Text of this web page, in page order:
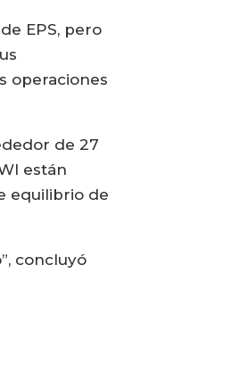
EPS, pero
operaciones
de 27
están
equilibrio de
concluyó